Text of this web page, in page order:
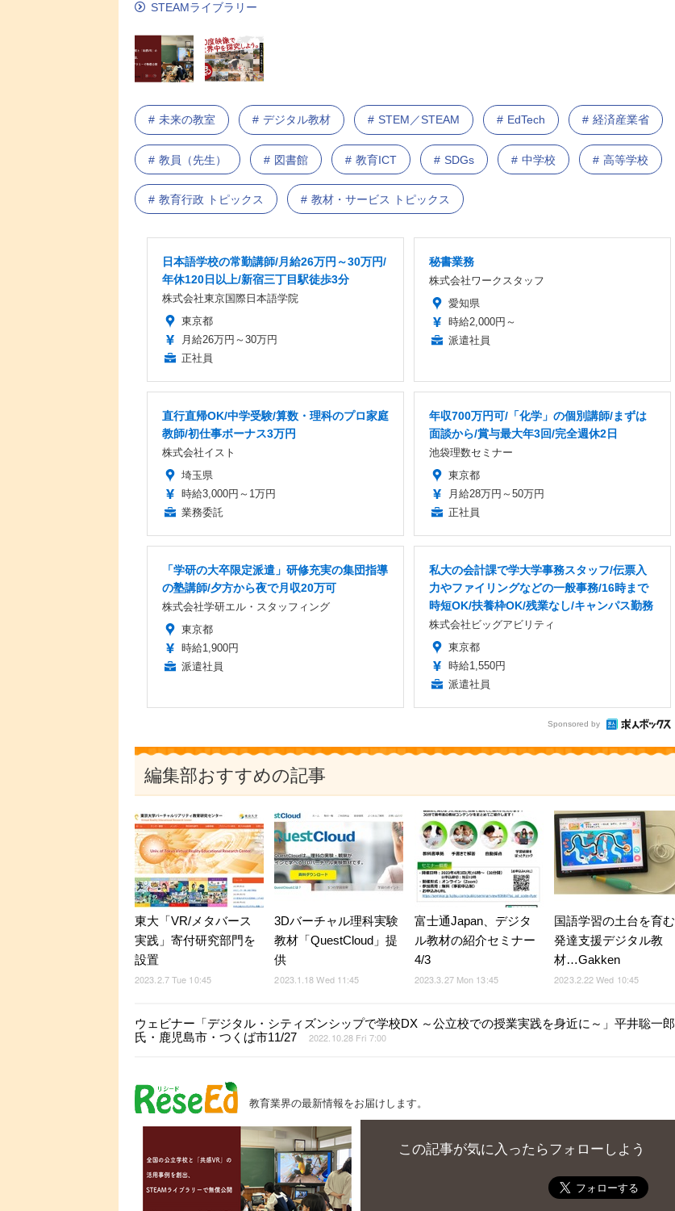
STEAMライブラリー
未来の教室 デジタル教材 STEM／STEAM EdTech 経済産業省
教員（先生） 図書館 教育ICT SDGs 中学校 高等学校
教育行政 トピックス 教材・サービス トピックス
日本語学校の常勤講師/月給26万円～30万円/
年休120日以上/新宿三丁目駅徒歩3分
株式会社東京国際日本語学院
東京都
月給26万円～30万円
正社員
秘書業務
株式会社ワークスタッフ
愛知県
時給2,000円～
派遣社員
直行直帰OK/中学受験/算数・理科のプロ家庭
教師/初仕事ボーナス3万円
株式会社イスト
埼玉県
時給3,000円～1万円
業務委託
年収700万円可/「化学」の個別講師/まずは
面談から/賞与最大年3回/完全週休2日
池袋理数セミナー
東京都
月給28万円～50万円
正社員
「学研の大卒限定派遣」研修充実の集団指導
の塾講師/夕方から夜で月収20万可
株式会社学研エル・スタッフィング
東京都
時給1,900円
派遣社員
私大の会計課で学大学事務スタッフ/伝票入
力やファイリングなどの一般事務/16時まで
時短OK/扶養枠OK/残業なし/キャンパス勤務
株式会社ビッグアビリティ
東京都
時給1,550円
派遣社員
Sponsored by
編集部おすすめの記事
東大「VR/メタバース
実践」寄付研究部門を
設置
2023.2.7 Tue 10:45
3Dバーチャル理科実験
教材「QuestCloud」提
供
2023.1.18 Wed 11:45
富士通Japan、デジタ
ル教材の紹介セミナー
4/3
2023.3.27 Mon 13:45
国語学習の土台を育む
発達支援デジタル教
材…Gakken
2023.2.22 Wed 10:45
ウェビナー「デジタル・シティズンシップで学校DX ～公立校での授業実践を身近に～」平井聡一郎
氏・鹿児島市・つくば市11/27
2022.10.28 Fri 7:00
教育業界の最新情報をお届けします。
この記事が気に入ったらフォローしよう